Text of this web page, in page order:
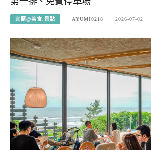
宜蘭@美食.景點 AYUMI0218 2026-07-02